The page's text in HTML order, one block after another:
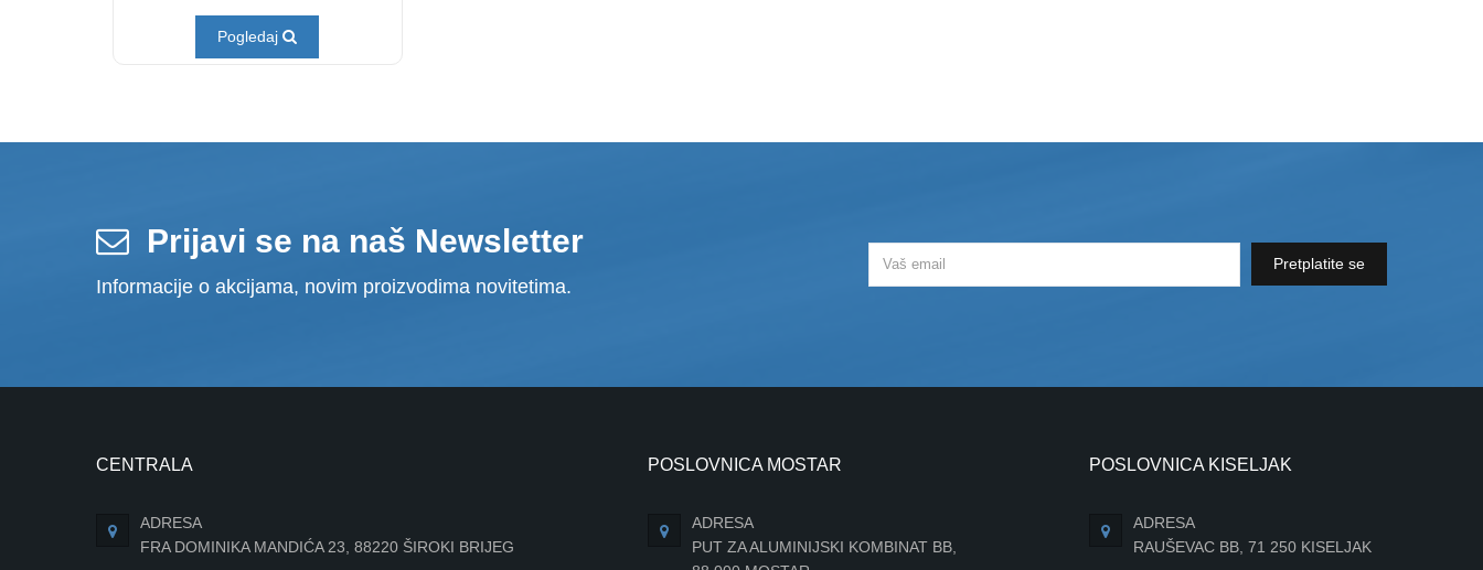
Pogledaj
Prijavi se na naš Newsletter
Informacije o akcijama, novim proizvodima novitetima.
Pretplatite se
CENTRALA
ADRESA
FRA DOMINIKA MANDIĆA 23, 88220 ŠIROKI BRIJEG
POSLOVNICA MOSTAR
ADRESA
PUT ZA ALUMINIJSKI KOMBINAT BB,
POSLOVNICA KISELJAK
ADRESA
RAUŠEVAC BB, 71 250 KISELJAK